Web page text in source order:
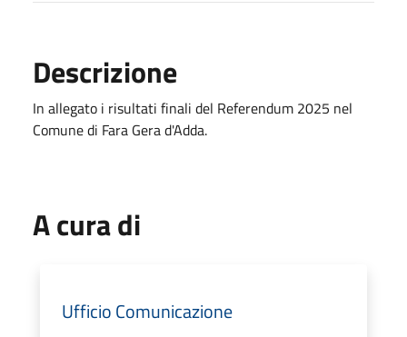
Descrizione
In allegato i risultati finali del Referendum 2025 nel
Comune di Fara Gera d'Adda.
A cura di
Ufficio Comunicazione